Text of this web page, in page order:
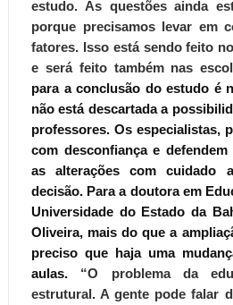
estudo. As questões ainda
porque precisamos levar em
fatores. Isso está sendo feito
e será feito também nas
para a conclusão do estudo é
não está descartada a
professores. Os especialistas,
com desconfiança e
as alterações com cuidado
decisão. Para a doutora em
Universidade do Estado da
Oliveira, mais do que a
preciso que haja uma
aulas. “O problema da
estrutural. A gente pode falar